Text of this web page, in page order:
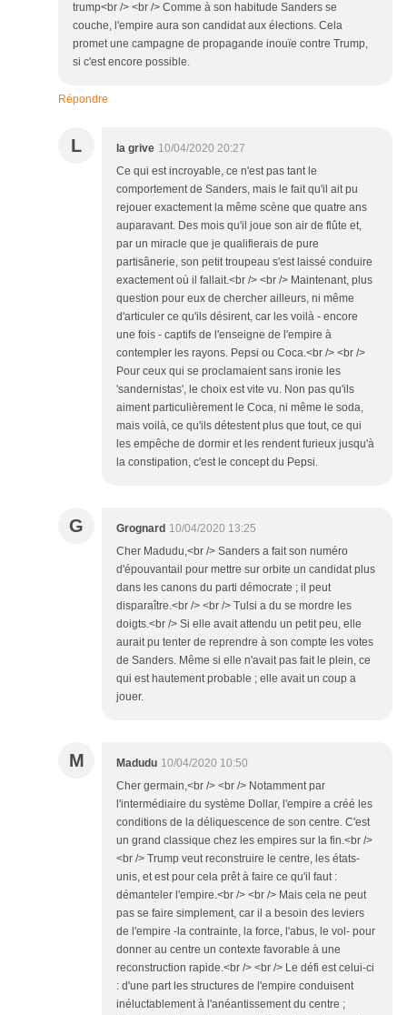
trump<br /> <br /> Comme à son habitude Sanders se
couche, l'empire aura son candidat aux élections. Cela
promet une campagne de propagande inouïe contre Trump,
si c'est encore possible.
Répondre
L la grive 10/04/2020 20:27
Ce qui est incroyable, ce n'est pas tant le
comportement de Sanders, mais le fait qu'il ait pu
rejouer exactement la même scène que quatre ans
auparavant. Des mois qu'il joue son air de flûte et,
par un miracle que je qualifierais de pure
partisânerie, son petit troupeau s'est laissé conduire
exactement où il fallait.<br /> <br /> Maintenant, plus
question pour eux de chercher ailleurs, ni même
d'articuler ce qu'ils désirent, car les voilà - encore
une fois - captifs de l'enseigne de l'empire à
contempler les rayons. Pepsi ou Coca.<br /> <br />
Pour ceux qui se proclamaient sans ironie les
'sandernistas', le choix est vite vu. Non pas qu'ils
aiment particulièrement le Coca, ni même le soda,
mais voilà, ce qu'ils détestent plus que tout, ce qui
les empêche de dormir et les rendent furieux jusqu'à
la constipation, c'est le concept du Pepsi.
G Grognard 10/04/2020 13:25
Cher Madudu,<br /> Sanders a fait son numéro
d'épouvantail pour mettre sur orbite un candidat plus
dans les canons du parti démocrate ; il peut
disparaître.<br /> <br /> Tulsi a du se mordre les
doigts.<br /> Si elle avait attendu un petit peu, elle
aurait pu tenter de reprendre à son compte les votes
de Sanders. Même si elle n'avait pas fait le plein, ce
qui est hautement probable ; elle avait un coup a
jouer.
M Madudu 10/04/2020 10:50
Cher germain,<br /> <br /> Notamment par
l'intermédiaire du système Dollar, l'empire a créé les
conditions de la déliquescence de son centre. C'est
un grand classique chez les empires sur la fin.<br />
<br /> Trump veut reconstruire le centre, les états-
unis, et est pour cela prêt à faire ce qu'il faut :
démanteler l'empire.<br /> <br /> Mais cela ne peut
pas se faire simplement, car il a besoin des leviers
de l'empire -la contrainte, la force, l'abus, le vol- pour
donner au centre un contexte favorable à une
reconstruction rapide.<br /> <br /> Le défi est celui-ci
: d'une part les structures de l'empire conduisent
inéluctablement à l'anéantissement du centre ;